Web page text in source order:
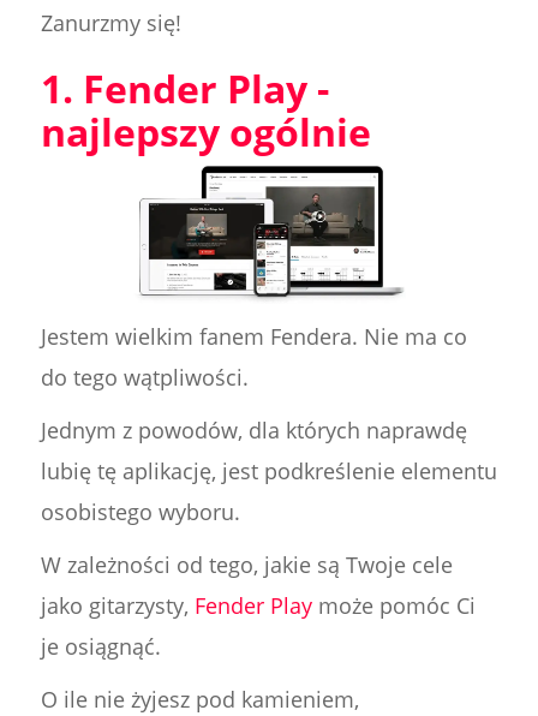
Zanurzmy się!
1. Fender Play -
najlepszy ogólnie
Jestem wielkim fanem Fendera. Nie ma co
do tego wątpliwości.
Jednym z powodów, dla których naprawdę
lubię tę aplikację, jest podkreślenie elementu
osobistego wyboru.
W zależności od tego, jakie są Twoje cele
jako gitarzysty, Fender Playmoże pomóc Ci
je osiągnąć.
O ile nie żyjesz pod kamieniem,